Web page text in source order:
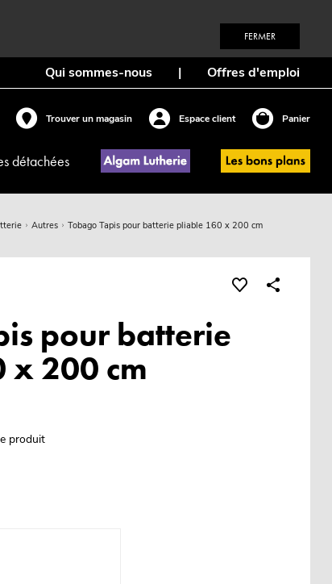
FERMER
Qui sommes-nous | Offres d'emploi
Trouver un magasin Espace client Panier
détachées
Autres Tobago Tapis pour batterie pliable 160 x 200 cm
pour batterie
200 cm
produit